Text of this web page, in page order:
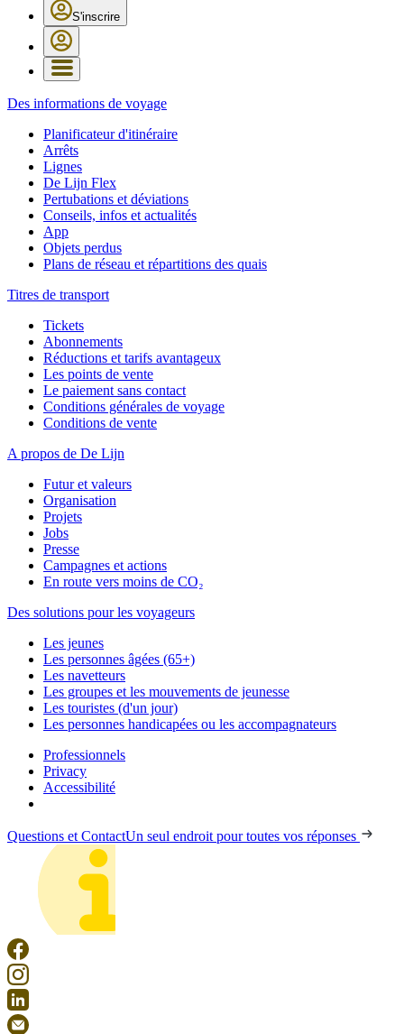
S'inscrire
Des informations de voyage
Planificateur d'itinéraire
Arrêts
Lignes
De Lijn Flex
Pertubations et déviations
Conseils, infos et actualités
App
Objets perdus
Plans de réseau et répartitions des quais
Titres de transport
Tickets
Abonnements
Réductions et tarifs avantageux
Les points de vente
Le paiement sans contact
Conditions générales de voyage
Conditions de vente
A propos de De Lijn
Futur et valeurs
Organisation
Projets
Jobs
Presse
Campagnes et actions
En route vers moins de CO₂
Des solutions pour les voyageurs
Les jeunes
Les personnes âgées (65+)
Les navetteurs
Les groupes et les mouvements de jeunesse
Les touristes (d'un jour)
Les personnes handicapées ou les accompagnateurs
Professionnels
Privacy
Accessibilité
Questions et ContactUn seul endroit pour toutes vos réponses